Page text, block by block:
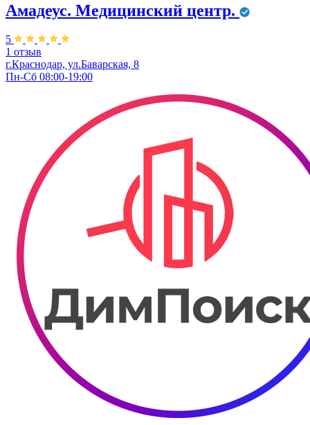
Амадеус. Медицинский центр.
5
1 отзыв
г.Краснодар, ул.Баварская, 8
Пн-Сб 08:00-19:00